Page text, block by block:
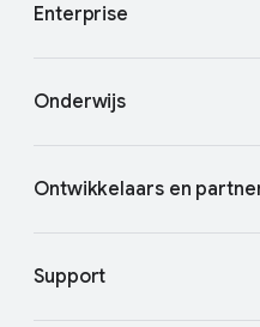
Enterprise
Onderwijs
Ontwikkelaars en
Support